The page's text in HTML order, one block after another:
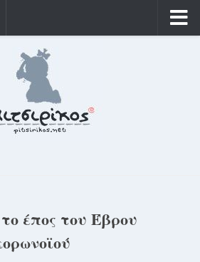
έπος του Έβρου